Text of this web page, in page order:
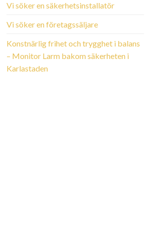
Vi söker en säkerhetsinstallatör
Vi söker en företagssäljare
Konstnärlig frihet och trygghet i balans
– Monitor Larm bakom säkerheten i
Karlastaden